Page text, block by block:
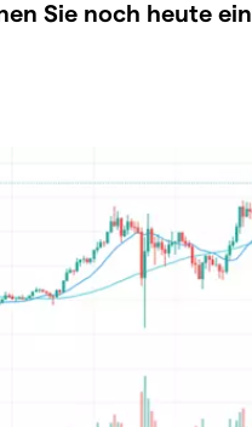
Sie noch heute ein